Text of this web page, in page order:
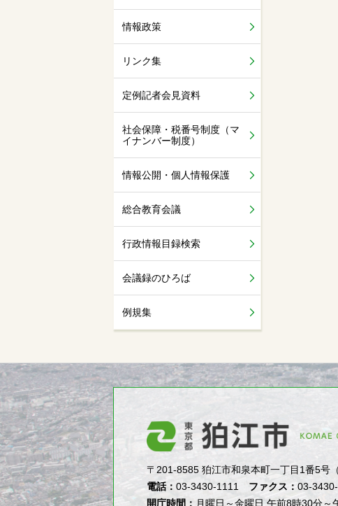
情報政策
リンク集
定例記者会見資料
社会保障・税番号制度（マ
イナンバー制度）
情報公開・個人情報保護
総合教育会議
行政情報目録検索
会議録のひろば
例規集
〒201-8585 狛江市和泉本町一丁目1番5
電話：03-3430-1111 ファクス：03-
開庁時間： 月曜日～金曜日 午前8時30分～